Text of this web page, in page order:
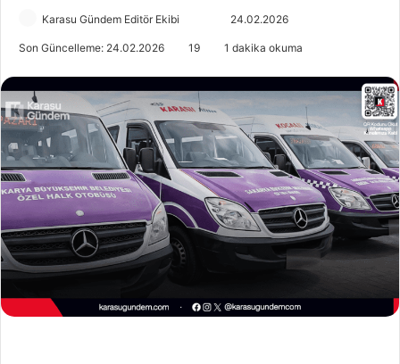
Karasu Gündem Editör Ekibi
o
w
n
X
-
p
s
t
a
g
e
24.02.2026
Son Güncelleme: 24.02.2026 19 1 dakika okuma